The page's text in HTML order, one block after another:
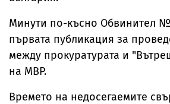
Минути по-късно Обвинител
първата публикация за
между прокуратурата и
на МВР.
Времето на недосегаемите